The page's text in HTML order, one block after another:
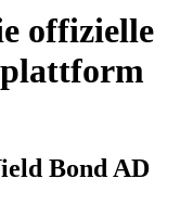
offizielle
Bond AD